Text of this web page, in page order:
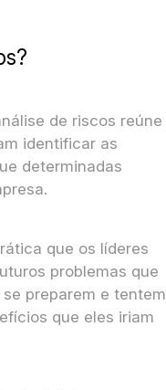
de riscos reúne
identificar as
determinadas
que os líderes
problemas que
preparem e tentem
que eles iriam